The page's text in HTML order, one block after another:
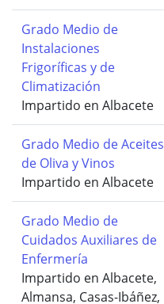
Grado Medio de
Instalaciones
Frigoríficas y de
Climatización
Impartido en Albacete
Grado Medio de Aceites
de Oliva y Vinos
Impartido en Albacete
Grado Medio de
Cuidados Auxiliares de
Enfermería
Impartido en Albacete,
Almansa, Casas-Ibáñez,